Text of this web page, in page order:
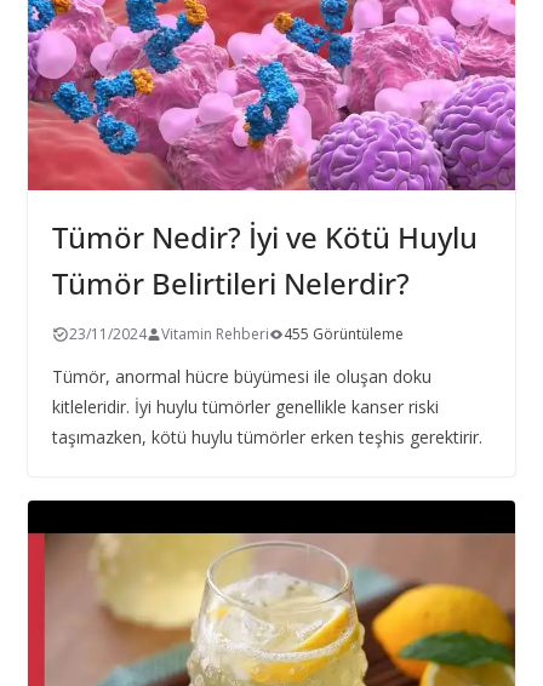
Tümör Nedir? İyi ve Kötü Huylu
Tümör Belirtileri Nelerdir?
23/11/2024 Vitamin Rehberi 455 Görüntüleme
Tümör, anormal hücre büyümesi ile oluşan doku
kitleleridir. İyi huylu tümörler genellikle kanser riski
taşımazken, kötü huylu tümörler erken teşhis gerektirir.